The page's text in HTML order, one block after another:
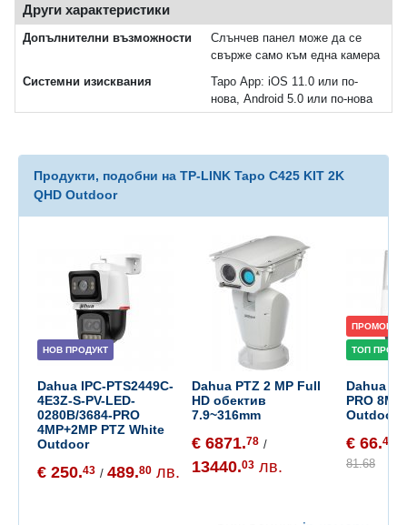
Други характеристики
Допълнителни възможности
Слънчев панел може да се
свърже само към една камера
Системни изисквания
Tapo App: iOS 11.0 или по-
нова, Android 5.0 или по-нова
Продукти, подобни на TP-LINK Tapo C425 KIT 2K
QHD Outdoor
НОВ ПРОДУКТ
Dahua IPC-PTS2449C-
4E3Z-S-PV-LED-
0280B/3684-PRO
4MP+2MP PTZ White
Outdoor
€ 250.43 / 489.80 лв.
Dahua PTZ 2 MP Full
HD обектив
7.9~316mm
€ 6871.78 /
13440.03 лв.
ПРОМОЦИЯ
ТОП
Dahua
PRO
Outdoor
€ 66.47
81.68